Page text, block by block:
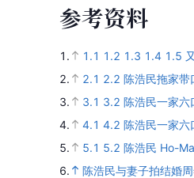
参考资料
1. 1.1 1.2 1.3 1.4 1.5
2.
2.1 2.2 陈浩民拖家带
3.
3.1 3.2 陈浩民一家
4.
4.1 4.2 陈浩民一家
5.
5.1 5.2 陈浩民 Ho-
6.
陈浩民与妻子拍结婚